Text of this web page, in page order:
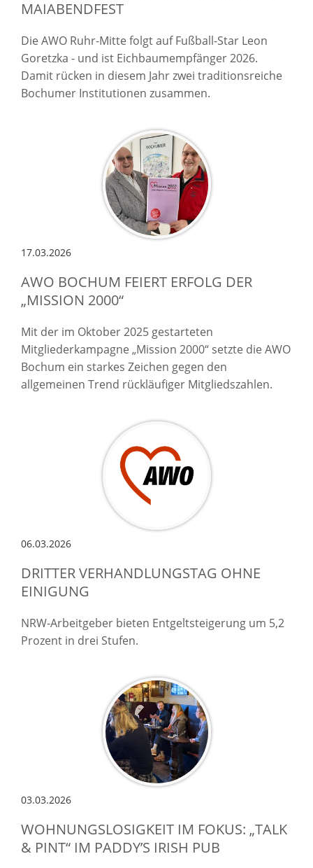
MAIABENDFEST
Die AWO Ruhr-Mitte folgt auf Fußball-Star Leon
Goretzka - und ist Eichbaumempfänger 2026.
Damit rücken in diesem Jahr zwei traditionsreiche
Bochumer Institutionen zusammen.
17.03.2026
AWO BOCHUM FEIERT ERFOLG DER
„MISSION 2000“
Mit der im Oktober 2025 gestarteten
Mitgliederkampagne „Mission 2000“ setzte die AWO
Bochum ein starkes Zeichen gegen den
allgemeinen Trend rückläufiger Mitgliedszahlen.
06.03.2026
DRITTER VERHANDLUNGSTAG OHNE
EINIGUNG
NRW-Arbeitgeber bieten Entgeltsteigerung um 5,2
Prozent in drei Stufen.
03.03.2026
WOHNUNGSLOSIGKEIT IM FOKUS: „TALK
& PINT“ IM PADDY’S IRISH PUB